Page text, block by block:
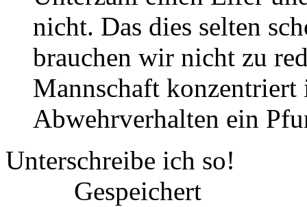
nicht. Das dies selten
brauchen wir nicht zu
Mannschaft konzentriert
Abwehrverhalten ein
Unterschreibe ich so!
Gespeichert